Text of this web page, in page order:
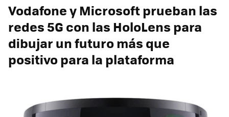
Vodafone y Microsoft prueban las
redes 5G con las HoloLens para
dibujar un futuro más que
positivo para la plataforma